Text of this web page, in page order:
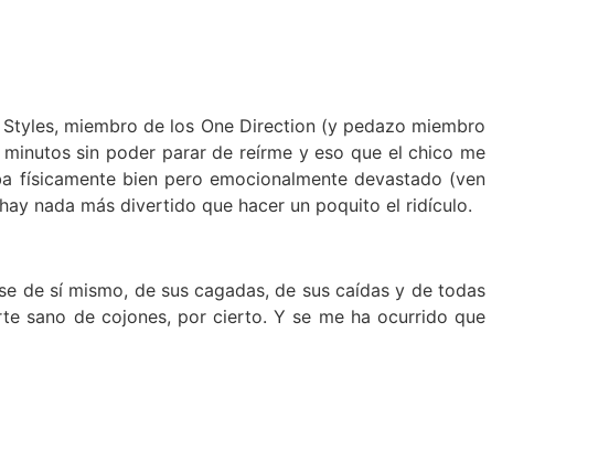
miembro de los One Direction (y pedazo miembro
sin poder parar de reírme y eso que el chico me
físicamente bien pero emocionalmente devastado (ven
nada más divertido que hacer un poquito el ridículo.
de sí mismo, de sus cagadas, de sus caídas y de todas
sano de cojones, por cierto. Y se me ha ocurrido que